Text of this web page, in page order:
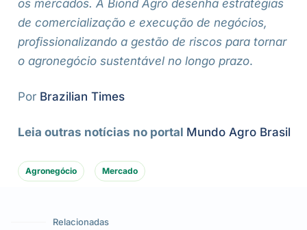
os mercados. A Biond Agro desenha estratégias
de comercialização e execução de negócios,
profissionalizando a gestão de riscos para tornar
o agronegócio sustentável no longo prazo.
Por Brazilian Times
Leia outras notícias no portal Mundo Agro Brasil
Agronegócio Mercado
Relacionadas